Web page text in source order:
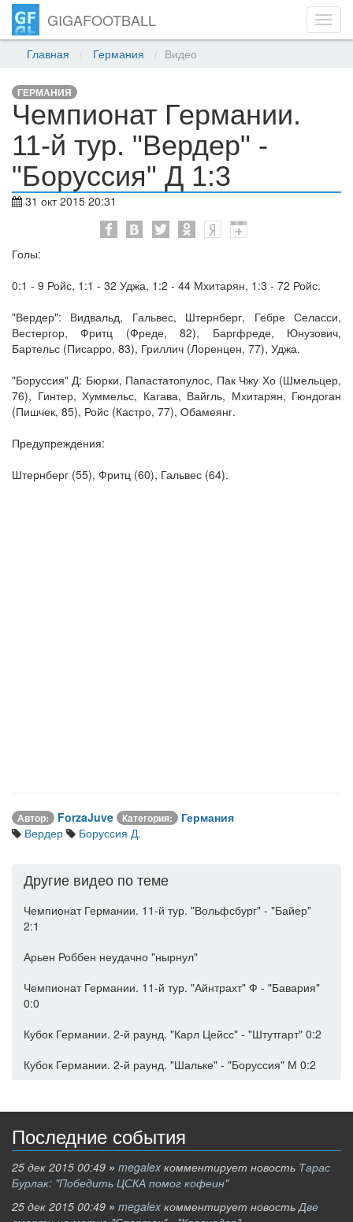
GIGAFOOTBALL
Главная Германия Видео
ГЕРМАНИЯ
Чемпионат Германии.
11-й тур. "Вердер" -
"Боруссия" Д 1:3
31 окт 2015 20:31
Голы:
0:1 - 9 Ройс, 1:1 - 32 Уджа, 1:2 - 44 Мхитарян, 1:3 - 72 Ройс.
"Вердер": Видвальд, Гальвес, Штернберг, Гебре Селасси,
Вестергор, Фритц (Фреде, 82), Баргфреде, Юнузович,
Бартельс (Писарро, 83), Гриллич (Лоренцен, 77), Уджа.
"Боруссия" Д: Бюрки, Папастатопулос, Пак Чжу Хо (Шмельцер,
76), Гинтер, Хуммельс, Кагава, Вайгль, Мхитарян, Гюндоган
(Пишчек, 85), Ройс (Кастро, 77), Обамеянг.
Предупреждения:
Штернберг (55), Фритц (60), Гальвес (64).
Автор: ForzaJuve Категория:
Германия
Вердер
Боруссия Д.
Другие видео по теме
Чемпионат Германии. 11-й тур. "Вольфсбург" - "Байер"
2:1
Арьен Роббен неудачно "нырнул"
Чемпионат Германии. 11-й тур. "Айнтрахт" Ф - "Бавария"
0:0
Кубок Германии. 2-й раунд. "Карл Цейсс" - "Штутгарт" 0:2
Кубок Германии. 2-й раунд. "Шальке" - "Боруссия" М 0:2
Последние события
25 дек 2015 00:49 » megalex комментирует новость Тарас
Бурлак: "Победить ЦСКА помог кофеин"
25 дек 2015 00:49 » megalex комментирует новостьДве